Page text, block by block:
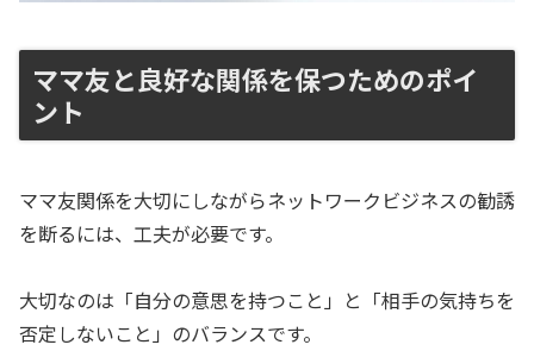
ママ友と良好な関係を保つためのポイ
ント
ママ友関係を大切にしながらネットワークビジネスの勧誘
を断るには、工夫が必要です。
大切なのは「自分の意思を持つこと」と「相手の気持ちを
否定しないこと」のバランスです。